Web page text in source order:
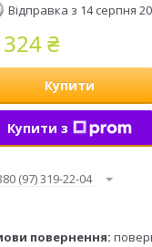
Відправка з 14 серпня
₴
Купити
Купити з
(97) 319-22-04